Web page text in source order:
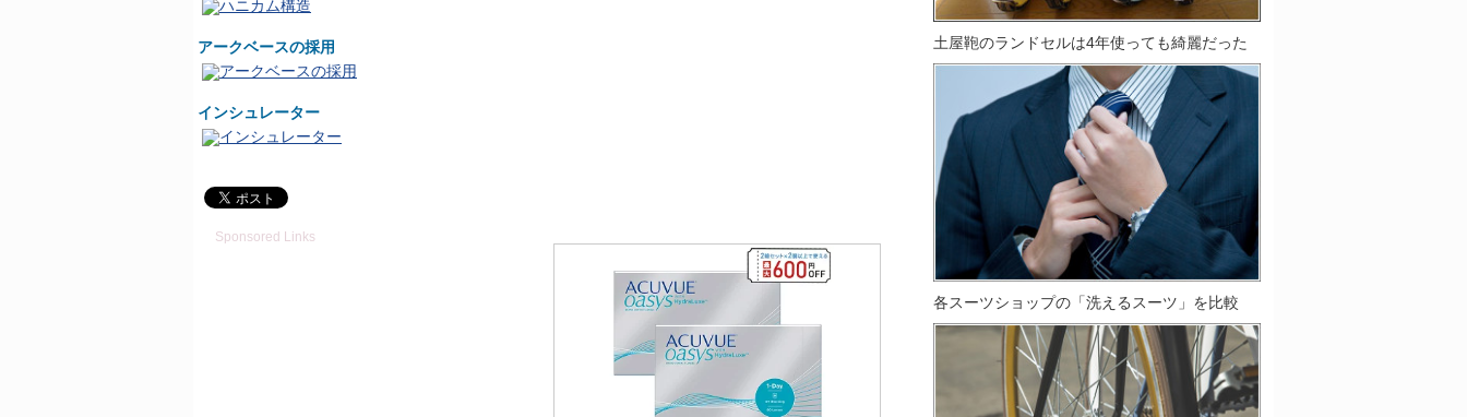
アークベースの採用
インシュレーター
Sponsored Links
土屋鞄のランドセルは4年使っても綺麗だった
各スーツショップの「洗えるスーツ」を比較